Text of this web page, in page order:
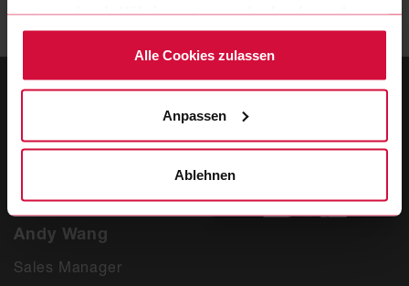
entsprechende Häkchen setzen und auf „zulassen“
klicken. Mehr dazu (einschließlich der Möglichkeit, die
Einwilligungserklärung zu widerrufen) erfahren Sie in
unserer Datenschutzerklärung.
Alle Cookies zulassen
Anpassen
Ablehnen
Andy Wang
Sales Manager